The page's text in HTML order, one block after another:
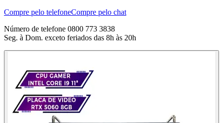
Compre pelo telefoneCompre pelo chat
Número de telefone 0800 773 3838
Seg. à Dom. exceto feriados das 8h às 20h